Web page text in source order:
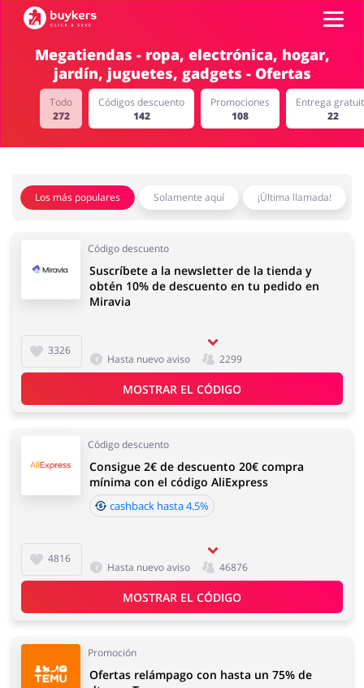
Categorías
Salud y Belleza
Electrónica y
Electrodomésticos
Hogar y Jardín Deporte y Hobby
Moda Megatiendas
Top100
Iniciar sesión
Regístrate
Megatiendas - ropa, electrónica, hogar,
jardín, juguetes, gadgets - Ofertas
Todo
272
Códigos descuento
142
Promociones
108
Entrega
22
Los más populares Solamente aquí ¡Última llamada!
Código descuento
3326
Suscríbete a la newsletter de la tienda y
obtén 10% de descuento en tu pedido en
Miravia
Hasta nuevo aviso 2299
MOSTRAR EL CÓDIGO
Código descuento
4816
Consigue 2€ de descuento 20€ compra
mínima con el código AliExpress
cashback hasta 4.5%
Hasta nuevo aviso 46876
MOSTRAR EL CÓDIGO
Promoción
Ofertas relámpago con hasta un 75% de